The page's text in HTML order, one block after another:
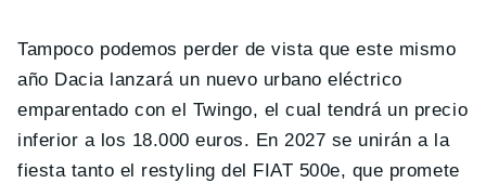
Tampoco podemos perder de vista que este mismo
año Dacia lanzará un nuevo urbano eléctrico
emparentado con el Twingo, el cual tendrá un precio
inferior a los 18.000 euros. En 2027 se unirán a la
fiesta tanto el restyling del FIAT 500e, que promete